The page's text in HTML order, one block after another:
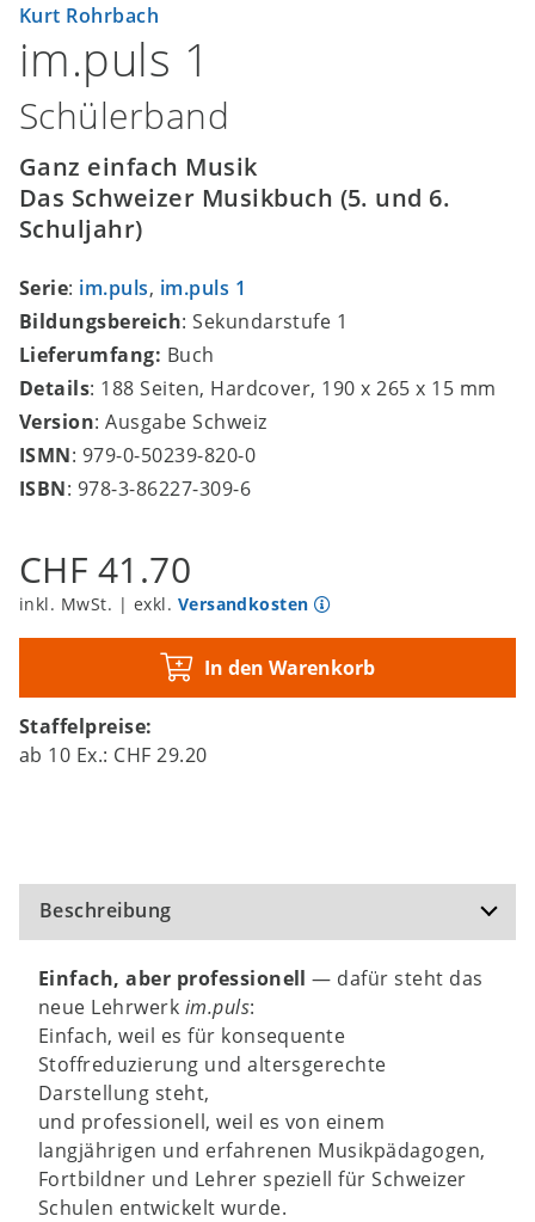
Kurt Rohrbach
im.puls 1
Schülerband
Ganz einfach Musik
Das Schweizer Musikbuch (5. und 6.
Schuljahr)
Serie: im.puls, im.puls 1
Bildungsbereich: Sekundarstufe 1
Lieferumfang: Buch
Details: 188 Seiten, Hardcover, 190 x 265 x 15 mm
Version: Ausgabe Schweiz
ISMN: 979-0-50239-820-0
ISBN: 978-3-86227-309-6
CHF 41.70
inkl. MwSt. | exkl. Versandkosten
In den Warenkorb
Staffelpreise:
ab 10 Ex.: CHF 29.20
Beschreibung
Einfach, aber professionell — dafür steht das
neue Lehrwerk im.puls:
Einfach, weil es für konsequente
Stoffreduzierung und altersgerechte
Darstellung steht,
und professionell, weil es von einem
langjährigen und erfahrenen Musikpädagogen,
Fortbildner und Lehrer speziell für Schweizer
Schulen entwickelt wurde.